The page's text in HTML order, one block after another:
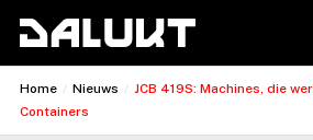
Home / Nieuws / JCB 419S: Machines, die
Containers